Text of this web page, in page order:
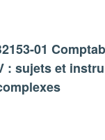
01
: sujets et